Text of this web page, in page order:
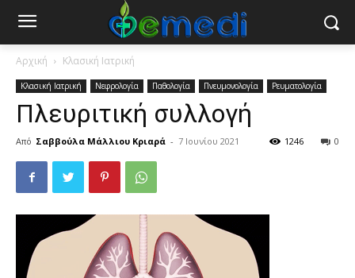
Αρχική Κλασική Ιατρική
Κλασική Ιατρική Νεφρολογία Παθολογία Πνευμονολογία Ρευματολογία
Πλευριτική συλλογή
Από Σαββούλα Μάλλιου Κριαρά - 7 Ιουνίου 2021 0
1246